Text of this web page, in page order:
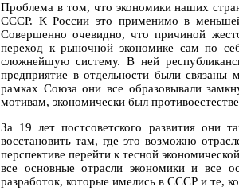
Проблема в том, что экономики наших
СССР. К России это применимо в
Совершенно очевидно, что причиной
переход к рыночной экономике сам по
сложнейшую систему. В ней
предприятие в отдельности были
рамках Союза они все образовывали
мотивам, экономически был
За 19 лет постсоветского развития они
восстановить там, где это возможно
перспективе перейти к тесной
все основные отрасли экономики и все
разработок, которые имелись в СССР и те,